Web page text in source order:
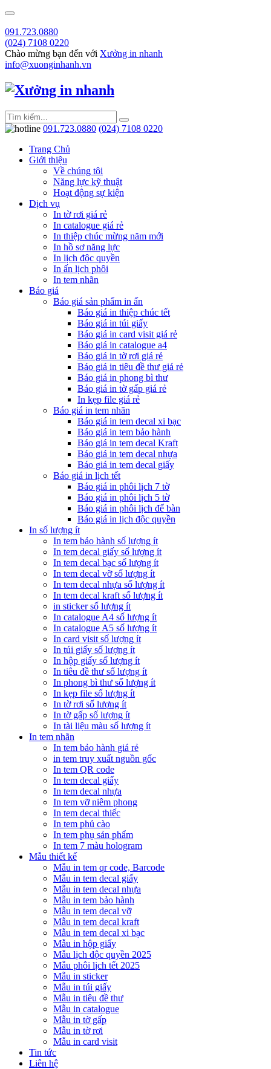
091.723.0880
(024) 7108 0220
Chào mừng bạn đến với Xưởng in nhanh
info@xuonginhanh.vn
091.723.0880 (024) 7108 0220
Trang Chủ
Giới thiệu
Về chúng tôi
Năng lực kỹ thuật
Hoạt động sự kiện
Dịch vụ
In tờ rơi giá rẻ
In catalogue giá rẻ
In thiệp chúc mừng năm mới
In hồ sơ năng lực
In lịch độc quyền
In ấn lịch phôi
In tem nhãn
Báo giá
Báo giá sản phẩm in ấn
Báo giá in thiệp chúc tết
Báo giá in túi giấy
Báo giá in card visit giá rẻ
Báo giá in catalogue a4
Báo giá in tờ rơi giá rẻ
Báo giá in tiêu đề thư giá rẻ
Báo giá in phong bì thư
Báo giá in tờ gấp giá rẻ
In kẹp file giá rẻ
Báo giá in tem nhãn
Báo giá in tem decal xi bạc
Báo giá in tem bảo hành
Báo giá in tem decal Kraft
Báo giá in tem decal nhựa
Báo giá in tem decal giấy
Báo giá in lịch tết
Báo giá in phôi lịch 7 tờ
Báo giá in phôi lịch 5 tờ
Báo giá in phôi lịch để bàn
Báo giá in lịch độc quyền
In số lượng ít
In tem bảo hành số lượng ít
In tem decal giấy số lượng ít
In tem decal bạc số lượng ít
In tem decal vỡ số lượng ít
In tem decal nhựa số lượng ít
In tem decal kraft số lượng ít
in sticker số lượng ít
In catalogue A4 số lượng ít
In catalogue A5 số lượng ít
In card visit số lượng ít
In túi giấy số lượng ít
In hộp giấy số lượng ít
In tiêu đề thư số lượng ít
In phong bì thư số lượng ít
In kẹp file số lượng ít
In tờ rơi số lượng ít
In tờ gấp số lượng ít
In tài liệu màu số lượng ít
In tem nhãn
In tem bảo hành giá rẻ
in tem truy xuất nguồn gốc
In tem QR code
In tem decal giấy
In tem decal nhựa
In tem vỡ niêm phong
In tem decal thiếc
In tem phủ cào
In tem phụ sản phẩm
In tem 7 màu hologram
Mẫu thiết kế
Mẫu in tem qr code, Barcode
Mẫu in tem decal giấy
Mẫu in tem decal nhựa
Mẫu in tem bảo hành
Mẫu in tem decal vỡ
Mẫu in tem decal kraft
Mẫu in tem decal xi bạc
Mẫu in hộp giấy
Mẫu lịch độc quyền 2025
Mẫu phôi lịch tết 2025
Mẫu in sticker
Mẫu in túi giấy
Mẫu in tiêu đề thư
Mẫu in catalogue
Mẫu in tờ gấp
Mẫu in tờ rơi
Mẫu in card visit
Tin tức
Liên hệ